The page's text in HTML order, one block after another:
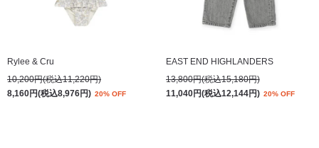
Rylee & Cru
10,200円(税込11,220円)
8,160円(税込8,976円) 20% OFF
EAST END HIGHLANDERS
13,800円(税込15,180円)
11,040円(税込12,144円) 20% OFF